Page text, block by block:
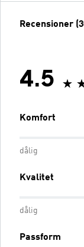
Recensioner
4.5
Komfort
dålig
Kvalitet
dålig
Passform